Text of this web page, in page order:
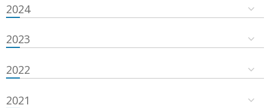
2024
2023
2022
2021